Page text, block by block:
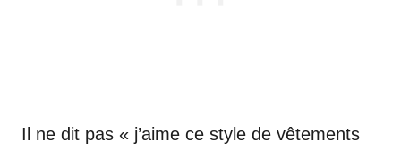
Il ne dit pas « j’aime ce style de vêtements